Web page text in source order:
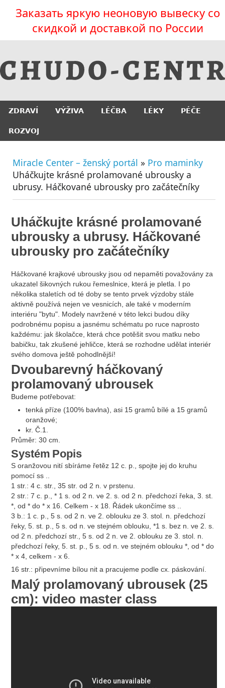
Заказать яркую неоновую вывеску со
скидкой и доставкой по России
ZDRAVÍ VÝŽIVA LÉČBA LÉKY PÉČE
ROZVOJ
Miracle Center – ženský portál » Pro maminky
Uháčkujte krásné prolamované ubrousky a
ubrusy. Háčkované ubrousky pro začátečníky
Uháčkujte krásné prolamované
ubrousky a ubrusy. Háčkované
ubrousky pro začátečníky
Háčkované krajkové ubrousky jsou od nepaměti považovány za
ukazatel šikovných rukou řemeslnice, která je pletla. I po
několika staletích od té doby se tento prvek výzdoby stále
aktivně používá nejen ve vesnicích, ale také v moderním
interiéru "bytu". Modely navržené v této lekci budou díky
podrobnému popisu a jasnému schématu po ruce naprosto
každému: jak školačce, která chce potěšit svou matku nebo
babičku, tak zkušené jehličce, která se rozhodne udělat interiér
svého domova ještě pohodlnější!
Dvoubarevný háčkovaný
prolamovaný ubrousek
Budeme potřebovat:
tenká příze (100% bavlna), asi 15 gramů bílé a 15 gramů
oranžové;
kr. Č.1.
Průměr: 30 cm.
Systém Popis
S oranžovou nití sbíráme řetěz 12 c. p., spojte jej do kruhu
pomocí ss ..
1 str.: 4 c. str., 35 str. od 2 n. v prstenu.
2 str.: 7 c. p., * 1 s. od 2 n. ve 2. s. od 2 n. předchozí řeka, 3. st.
*, od * do * x 16. Celkem - x 18. Řádek ukončíme ss ..
3 b.: 1 c. p., 5 s. od 2 n. ve 2. oblouku ze 3. stol. n. předchozí
řeky, 5. st. p., 5 s. od n. ve stejném oblouku, *1 s. bez n. ve 2. s.
od 2 n. předchozí str., 5 s. od 2 n. ve 2. oblouku ze 3. stol. n.
předchozí řeky, 5. st. p., 5 s. od n. ve stejném oblouku *, od * do
* x 4, celkem - x 6.
16 str.: připevníme bílou nit a pracujeme podle cx. páskování.
Malý prolamovaný ubrousek (25
cm): video master class